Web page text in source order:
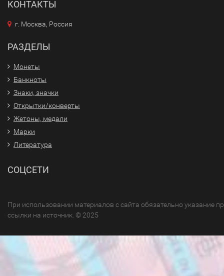
КОНТАКТЫ
г. Москва, Россия
РАЗДЕЛЫ
Монеты
Банкноты
Знаки, значки
Открытки/конверты
Жетоны, медали
Марки
Литература
СОЦСЕТИ
При использовании материалов с сайта обязательно указание
ссылки на источник. © 2025